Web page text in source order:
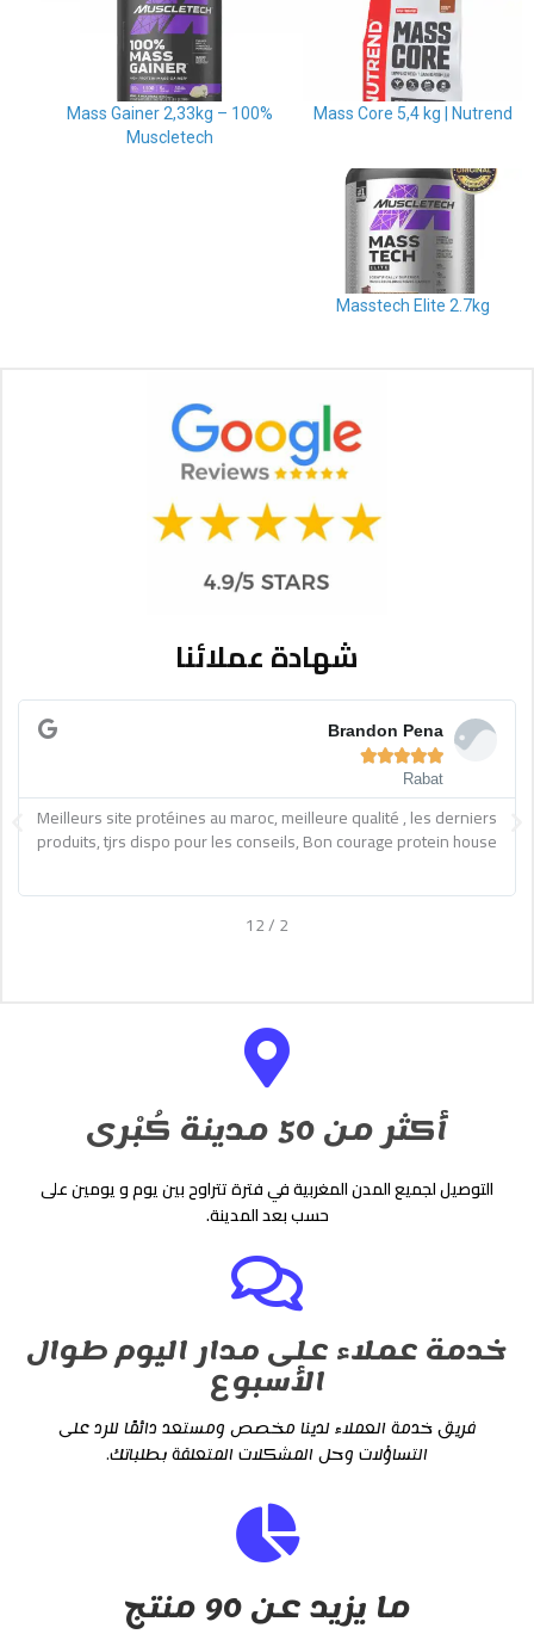
Mass Core 5,4 kg | Nutrend
100% Mass Gainer 2,33kg –
Muscletech
Masstech Elite 2.7kg
شهادة عملائنا
Brandon Pena





Rabat
Read
More
Meilleurs site protéines au maroc, meilleure qualité , les derniers
produits, tjrs dispo pour les conseils, Bon courage protein house
2
/
12
Previous
أكثر من 50 مدينة كُبْرى
التوصيل لجميع المدن المغربية في فترة تتراوح بين يوم و يومين على
حسب بعد المدينة.
خدمة عملاء على مدار اليوم طوال
الأسبوع
فريق خدمة العملاء لدينا مخصص ومستعد دائمًا للرد على
التساؤلات وحل المشكلات المتعلقة بطلباتك.
ما يزيد عن 90 منتج